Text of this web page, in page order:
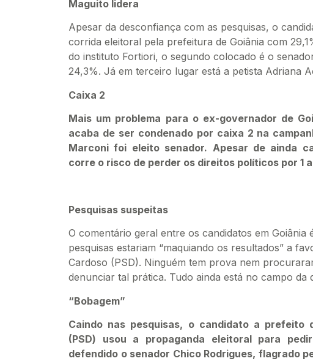
Maguito lidera
Apesar da desconfiança com as pesquisas, o
corrida eleitoral pela prefeitura de Goiânia com
do instituto Fortiori, o segundo colocado é o
24,3%. Já em terceiro lugar está a petista Adriana
Caixa 2
Mais um problema para o ex-governador de
acaba de ser condenado por caixa 2 na
Marconi foi eleito senador. Apesar de ainda
corre o risco de perder os direitos políticos por 1
Pesquisas suspeitas
O comentário geral entre os candidatos em Goiânia
pesquisas estariam “maquiando os resultados” a
Cardoso (PSD). Ninguém tem prova nem
denunciar tal prática. Tudo ainda está no campo da
“Bobagem”
Caindo nas pesquisas, o candidato a prefeito
(PSD) usou a propaganda eleitoral para
defendido o senador Chico Rodrigues, flagrado